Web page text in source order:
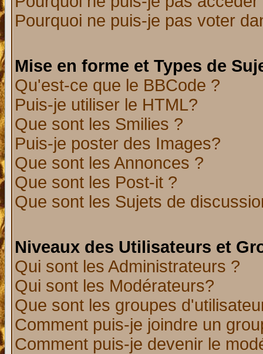
Pourquoi ne puis-je pas voter
Mise en forme et Types de
Qu'est-ce que le BBCode ?
Puis-je utiliser le HTML?
Que sont les Smilies ?
Puis-je poster des Images?
Que sont les Annonces ?
Que sont les Post-it ?
Que sont les Sujets de
Niveaux des Utilisateurs et
Qui sont les Administrateurs ?
Qui sont les Modérateurs?
Que sont les groupes
Comment puis-je joindre un
Comment puis-je devenir le